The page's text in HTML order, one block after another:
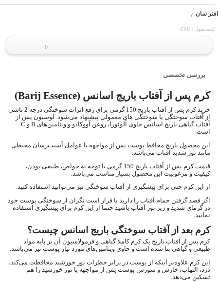
افتر سان /
کدمحصول : SKU-
0
بررسی تخصصی
کرم پس از آفتاب باریج اسانس (Barij Essence)
خرید کرم پس از آفتاب باریج 150 گرمی برای رفع اثرات سوختگی درجه 2 ناشی
از آفتاب سوختگی یا سوختگی های معمولی پیشنهاد می‌شود. لوسیون پس از
آفتاب گیاهی باریج ‌اسانس حاوی آلوئورا، روغن آووکادو و ویتامین‌های B و C
است.
این محصول باریج محافظ پوست پس از مواجهه با عوامل آسیب‌رسان محیطی
مانند نور شدید آفتاب می‌باشد.
قیمت کرم پس از آفتاب باریج 150 گرمی با توجه به خواص، طبیعی بودن،
کیفیت و مرغوبیت این محصول بسیار مناسب می‌باشد.
از این کرم حتی برای پیشگیری از آفتاب سوختگی نیز می‌توانید استفاده کنید.
اگر قصد گرفتن حمام آفتاب را دارید یا قرار است نگران از سوختگی پوست خود
در گرمای شدید و زیر نور آفتاب باشید حتما از این کرم برای پیشگیری استفاده
نمایید.
کرم بعد از آفتاب سوختگی باریج اسانس چیست؟
کرم پس از آفتاب باریج یک کرم کاملا گیاهی و فرمولاسیون آن بر پایه مواد
طبیعی و گیاهی بنا شده است و حاوی ویتامین‌های مورد نیاز پوست نیز می‌باشد.
این کرم علاوه‌بر اینکه از پوست در برابر خطرات نور خورشید محافظت می‌کند،
درد، التهاب، خارش و سوزش پوست پس از مواجهه با نور خورشید را هم
تسکین می‌دهد.